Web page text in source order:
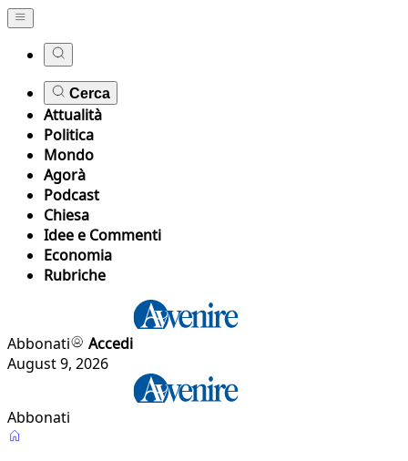
Cerca
Attualità
Politica
Mondo
Agorà
Podcast
Chiesa
Idee e Commenti
Economia
Rubriche
Abbonati
Accedi
August 9, 2026
Abbonati